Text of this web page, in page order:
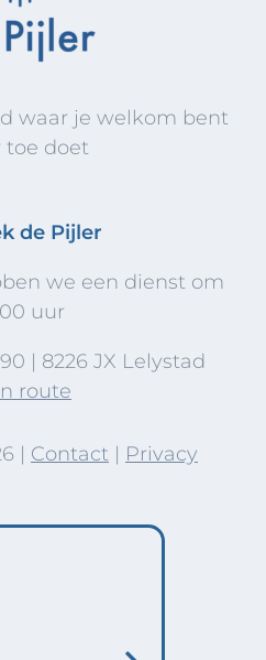
waar je welkom bent
toe doet
de Pijler
we een dienst om
uur
| 8226 JX Lelystad
route
| Contact | Privacy